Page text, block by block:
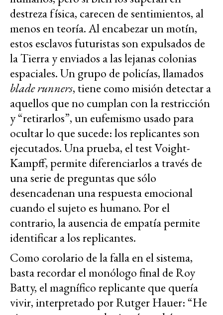
destreza física, carecen de sentimientos, al
menos en teoría. Al encabezar un motín,
estos esclavos futuristas son expulsados de
la Tierra y enviados a las lejanas colonias
espaciales. Un grupo de policías, llamados
blade runners, tiene como misión detectar a
aquellos que no cumplan con la restricción
y “retirarlos”, un eufemismo usado para
ocultar lo que sucede: los replicantes son
ejecutados. Una prueba, el test Voight-
Kampff, permite diferenciarlos a través de
una serie de preguntas que sólo
desencadenan una respuesta emocional
cuando el sujeto es humano. Por el
contrario, la ausencia de empatía permite
identificar a los replicantes.
Como corolario de la falla en el sistema,
basta recordar el monólogo final de Roy
Batty, el magnífico replicante que quería
vivir, interpretado por Rutger Hauer: “He